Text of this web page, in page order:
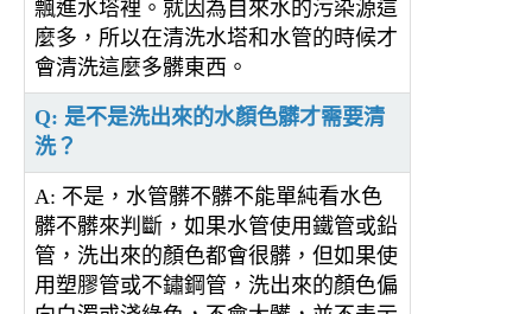
飄進水塔裡。就因為自來水的污染源這
麼多，所以在清洗水塔和水管的時候才
會清洗這麼多髒東西。
Q: 是不是洗出來的水顏色髒才需要清
洗？
A: 不是，水管髒不髒不能單純看水色
髒不髒來判斷，如果水管使用鐵管或鉛
管，洗出來的顏色都會很髒，但如果使
用塑膠管或不鏽鋼管，洗出來的顏色偏